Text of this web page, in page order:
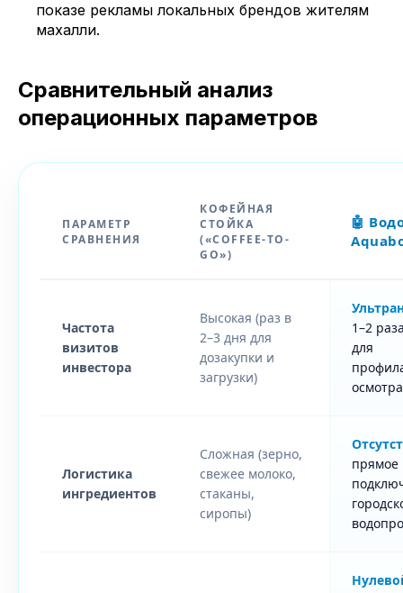
показе рекламы локальных брендов жителям
махалли.
Сравнительный анализ
операционных параметров
ПАРАМЕТР
СРАВНЕНИЯ
КОФЕЙНАЯ
СТОЙКА
(«COFFEE-TO-
GO»)
🤖
Частота
визитов
инвестора
Высокая (раз в
2–3 дня для
дозакупки и
загрузки)
1–2
для
Логистика
ингредиентов
Сложная (зерно,
свежее молоко,
стаканы,
сиропы)
прямое